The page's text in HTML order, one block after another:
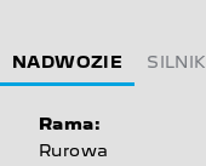
NADWOZIE SILNIK
Rama:
Rurowa